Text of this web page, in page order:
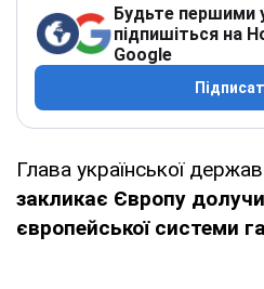
Будьте першими
підпишіться на
Google
Глава української
закликає Європу
європейської системи